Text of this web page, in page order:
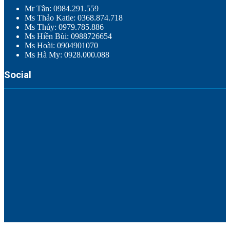
Mr Tân: 0984.291.559
Ms Thảo Katie: 0368.874.718
Ms Thúy: 0979.785.886
Ms Hiền Bùi: 0988726654
Ms Hoài: 0904901070
Ms Hà My: 0928.000.088
Social